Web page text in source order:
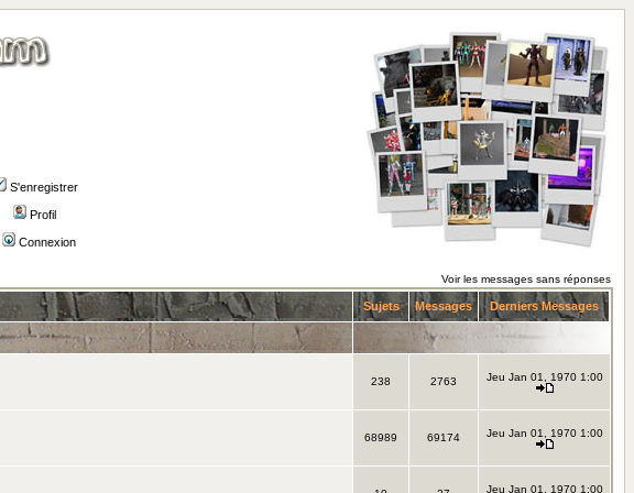
S'enregistrer
Profil
Connexion
Voir les messages sans réponses
Sujets Messages Derniers Messages
238 2763 Jeu Jan 01, 1970 1:00
68989 69174 Jeu Jan 01, 1970 1:00
Jeu Jan 01, 1970 1:00